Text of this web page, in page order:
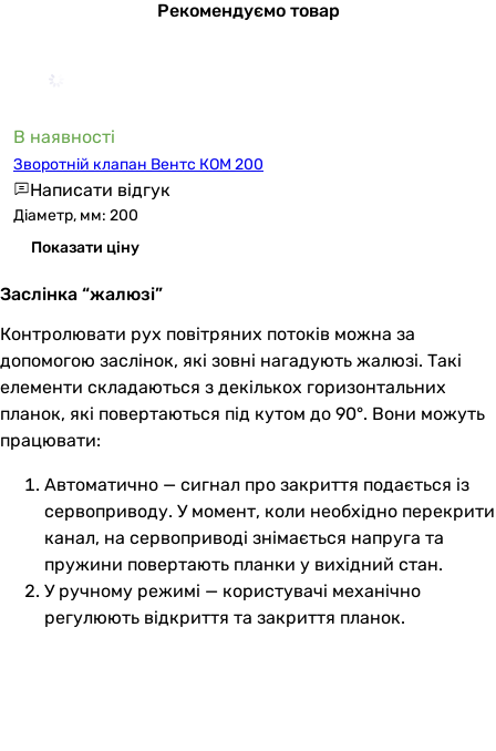
Рекомендуємо товар
В наявності
Зворотній клапан Вентс КОМ 200
Написати відгук
Діаметр, мм: 200
Показати ціну
Заслінка “жалюзі”
Контролювати рух повітряних потоків можна за
допомогою заслінок, які зовні нагадують жалюзі. Такі
елементи складаються з декількох горизонтальних
планок, які повертаються під кутом до 90°. Вони можуть
працювати:
Автоматично — сигнал про закриття подається із
сервоприводу. У момент, коли необхідно перекрити
канал, на сервоприводі знімається напруга та
пружини повертають планки у вихідний стан.
У ручному режимі — користувачі механічно
регулюють відкриття та закриття планок.